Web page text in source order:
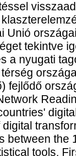
Unió
tekintve
a nyugati
fejlődő
between the
tools.